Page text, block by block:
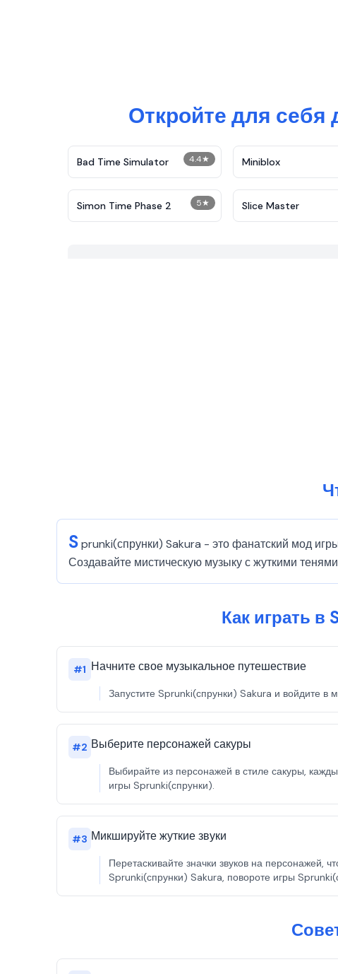
Откройте для
4.4★
Bad Time Simulator Miniblox
5★
Simon Time Phase 2 Slice Master
Sprunki(спрунки) Sakura - это фанатский мод
Создавайте мистическую музыку с жуткими
Как играть в
#1 Начните свое музыкальное путешествие
Запустите Sprunki(спрунки) Sakura и войдите в
#2 Выберите персонажей сакуры
Выбирайте из персонажей в стиле сакуры,
игры Sprunki(спрунки).
#3 Микшируйте жуткие звуки
Перетаскивайте значки звуков на
Sprunki(спрунки) Sakura, повороте игры